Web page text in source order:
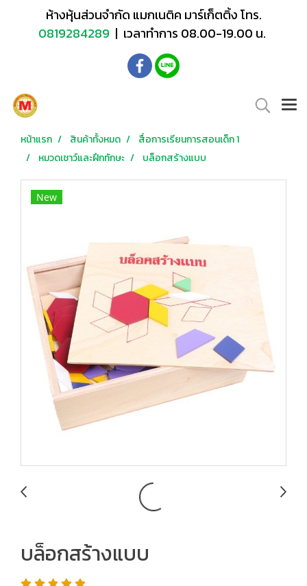
ห้างหุ้นส่วนจำกัด แมกเนติค มาร์เก็ตติ้ง โทร.
0819284289 | เวลาทำการ 08.00-19.00 น.
หน้าแรก สินค้าทั้งหมด
สื่อการเรียนการสอนเด็ก 1
หมวดเชาว์และฝึกทักษะ
บล็อกสร้างแบบ
New
บล็อกสร้างแบบ